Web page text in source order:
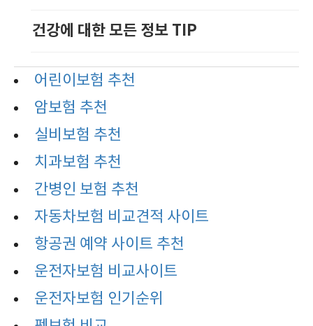
건강에 대한 모든 정보 TIP
어린이보험 추천
암보험 추천
실비보험 추천
치과보험 추천
간병인 보험 추천
자동차보험 비교견적 사이트
항공권 예약 사이트 추천
운전자보험 비교사이트
운전자보험 인기순위